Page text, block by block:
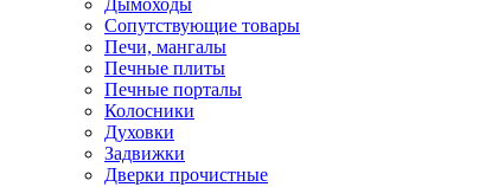
Дымоходы
Сопутствующие товары
Печи, мангалы
Печные плиты
Печные порталы
Колосники
Духовки
Задвижки
Дверки прочистные